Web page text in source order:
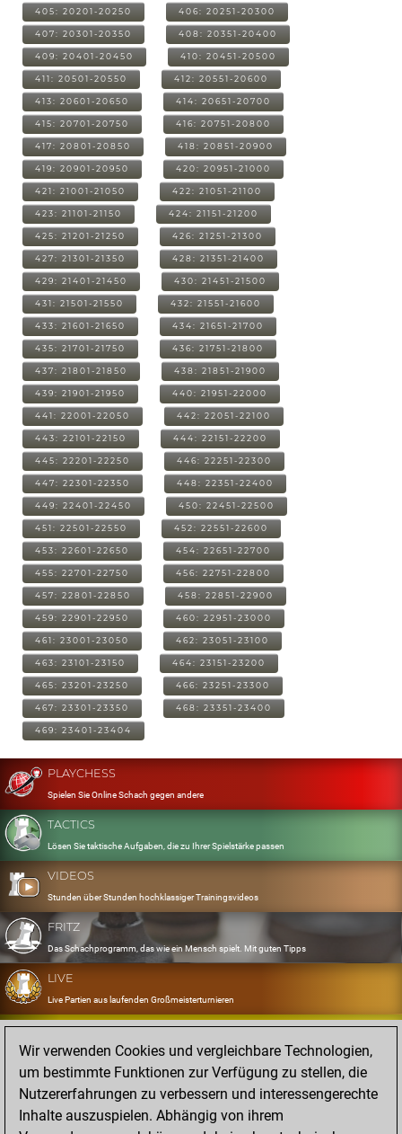
405: 20201-20250 406: 20251-20300
407: 20301-20350 408: 20351-20400
409: 20401-20450 410: 20451-20500
411: 20501-20550 412: 20551-20600
413: 20601-20650 414: 20651-20700
415: 20701-20750 416: 20751-20800
417: 20801-20850 418: 20851-20900
419: 20901-20950 420: 20951-21000
421: 21001-21050 422: 21051-21100
423: 21101-21150 424: 21151-21200
425: 21201-21250 426: 21251-21300
427: 21301-21350 428: 21351-21400
429: 21401-21450 430: 21451-21500
431: 21501-21550 432: 21551-21600
433: 21601-21650 434: 21651-21700
435: 21701-21750 436: 21751-21800
437: 21801-21850 438: 21851-21900
439: 21901-21950 440: 21951-22000
441: 22001-22050 442: 22051-22100
443: 22101-22150 444: 22151-22200
445: 22201-22250 446: 22251-22300
447: 22301-22350 448: 22351-22400
449: 22401-22450 450: 22451-22500
451: 22501-22550 452: 22551-22600
453: 22601-22650 454: 22651-22700
455: 22701-22750 456: 22751-22800
457: 22801-22850 458: 22851-22900
459: 22901-22950 460: 22951-23000
461: 23001-23050 462: 23051-23100
463: 23101-23150 464: 23151-23200
465: 23201-23250 466: 23251-23300
467: 23301-23350 468: 23351-23400
469: 23401-23404
PLAYCHESS
Spielen Sie Online Schach gegen andere
TACTICS
Lösen Sie taktische Aufgaben, die zu Ihrer Spielstärke passen
VIDEOS
Stunden über Stunden hochklassiger Trainingsvideos
FRITZ
Das Schachprogramm, das wie ein Mensch spielt. Mit guten Tipps
LIVE
Live Partien aus laufenden Großmeisterturnieren
OPENINGS
Erfassen und Üben Sie Ihr Eröffnungsrepertoire
DATABASE
Acht Millionen starke Partien
Wir verwenden Cookies und vergleichbare Technologien,
um bestimmte Funktionen zur Verfügung zu stellen, die
Nutzererfahrungen zu verbessern und interessengerechte
Inhalte auszuspielen. Abhängig von ihrem